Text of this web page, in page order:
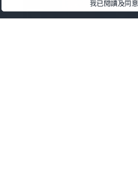
我已閱讀及同意